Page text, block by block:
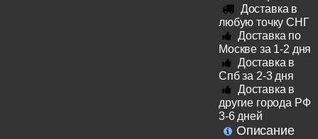
Доставка в
любую точку СНГ
Доставка по
Москве за 1-2 дня
Доставка в
Спб за 2-3 дня
Доставка в
другие города РФ
3-6 дней
Описание